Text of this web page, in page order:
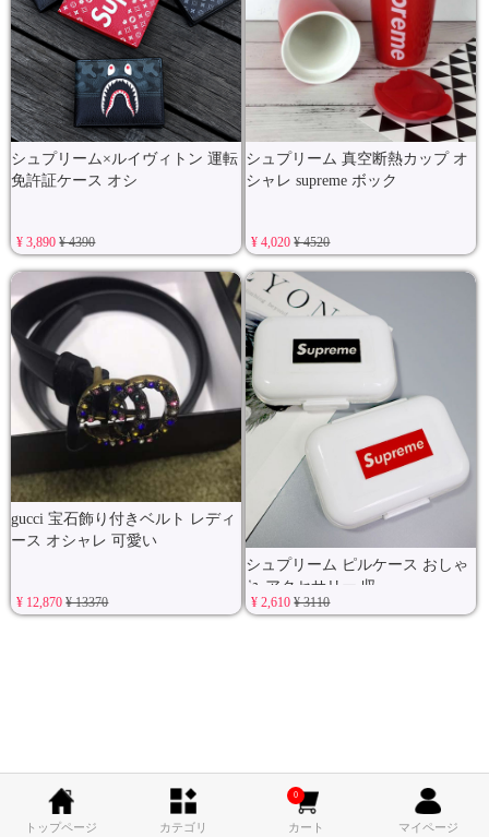
シュプリーム×ルイヴィトン 運転
免許証ケース オシ
¥ 3,890¥ 4390
シュプリーム 真空断熱カップ オ
シャレ supreme ボック
¥ 4,020¥ 4520
gucci 宝石飾り付きベルト レディ
ース オシャレ 可愛い
¥ 12,870¥ 13370
シュプリーム ピルケース おしゃ
れ アクセサリー 収
¥ 2,610¥ 3110
トップページ カテゴリ カート
0
マイページ